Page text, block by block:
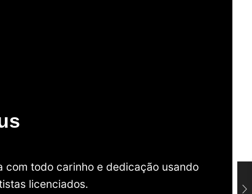
todo carinho e dedicação usando
licenciados.